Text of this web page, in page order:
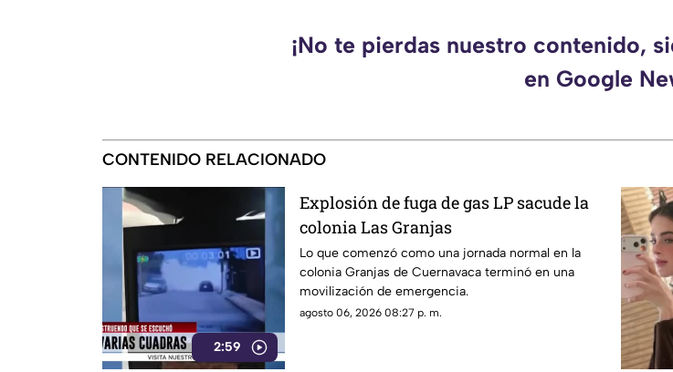
¡No te pierdas nuestro contenido,
en Google
CONTENIDO RELACIONADO
2:59
Explosión de fuga de gas LP sacude la
colonia Las Granjas
Lo que comenzó como una jornada normal en la
colonia Granjas de Cuernavaca terminó en una
movilización de emergencia.
agosto 06, 2026 08:27 p. m.